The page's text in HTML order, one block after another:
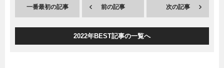
一番最初の記事 前の記事 次の記事
2022年BEST記事の一覧へ